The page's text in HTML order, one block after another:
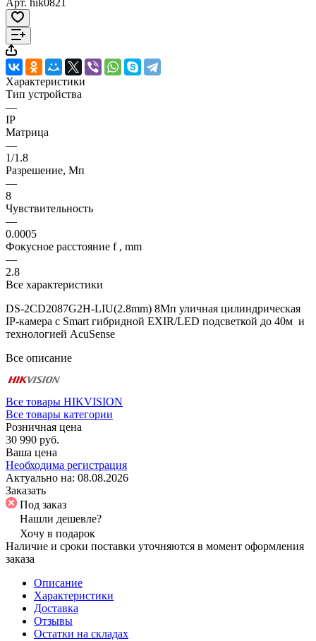
Характеристики
Тип устройства
—
IP
Матрица
—
1/1.8
Разрешение, Мп
—
8
Чувствительность
—
0.0005
Фокусное расстояние f , mm
—
2.8
Все характеристики
DS-2CD2087G2H-LIU(2.8mm) 8Мп уличная цилиндрическая
IP-камера с Smart гибридной EXIR/LED подсветкой до 40м и
технологией AcuSense
Все описание
Все товары HIKVISION
Все товары категории
Розничная цена
30 990 руб.
Ваша цена
Необходима регистрация
Актуально на: 08.08.2026
Заказать
Под заказ
Нашли дешевле?
Хочу в подарок
Наличие и сроки поставки уточняются в момент оформления
заказа
Описание
Характеристики
Доставка
Отзывы
Остатки на складах